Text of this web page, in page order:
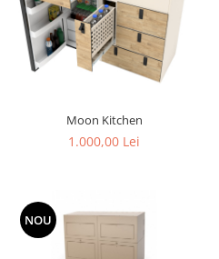
Moon Kitchen
1.000,00 Lei
NOU